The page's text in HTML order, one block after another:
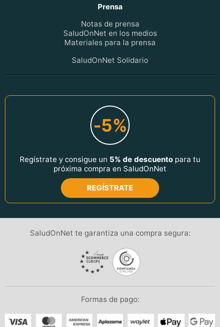
Prensa
Notas de prensa
SaludOnNet en los medios
Materiales para la prensa
SaludOnNet Solidario
-5%
Regístrate y consigue un 5% de descuento para tu
próxima compra en SaludOnNet
REGÍSTRATE
SaludOnNet te garantiza una compra segura:
Formas de pago: